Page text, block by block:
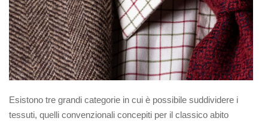
Esistono tre grandi categorie in cui è possibile suddividere i
tessuti, quelli convenzionali concepiti per il classico abito